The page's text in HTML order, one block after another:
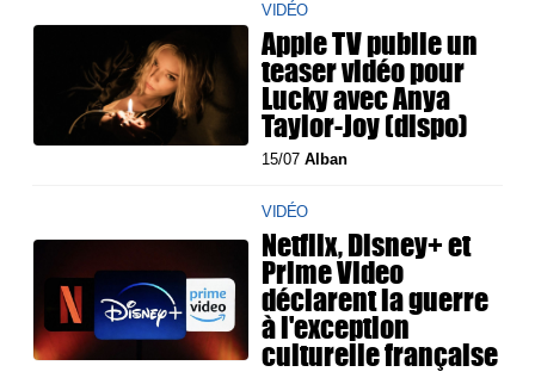
VIDÉO
Apple TV publie un
teaser vidéo pour
Lucky avec Anya
Taylor-Joy (dispo)
15/07Alban
VIDÉO
Netflix, Disney+ et
Prime Video
déclarent la guerre
à l'exception
culturelle française